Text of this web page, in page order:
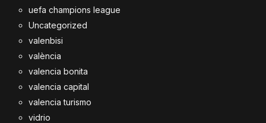
uefa champions league
Uncategorized
valenbisi
valència
valencia bonita
valencia capital
valencia turismo
vidrio